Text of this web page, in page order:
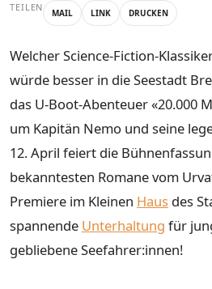
TEILEN MAIL LINK DRUCKEN
Welcher Science-Fiction-
würde besser in die Seestadt
das U-Boot-Abenteuer «20.000
um Kapitän Nemo und seine
12. April feiert die
bekanntesten Romane vom
Premiere im Kleinen Haus des
spannende Unterhaltung für
gebliebene Seefahrer:innen!